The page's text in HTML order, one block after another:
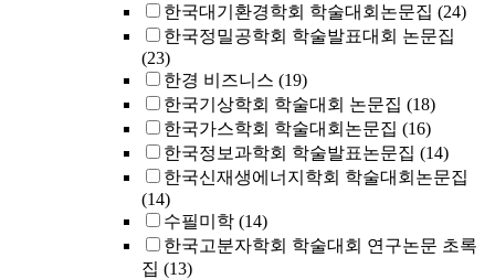
한국대기환경학회 학술대회논문집 (24)
한국정밀공학회 학술발표대회 논문집
(23)
한경 비즈니스 (19)
한국기상학회 학술대회 논문집 (18)
한국가스학회 학술대회논문집 (16)
한국정보과학회 학술발표논문집 (14)
한국신재생에너지학회 학술대회논문집
(14)
수필미학 (14)
한국고분자학회 학술대회 연구논문 초록
집 (13)